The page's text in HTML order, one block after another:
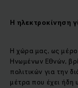
Η ηλεκτροκίνηση
Η χώρα μας, ως
Ηνωμένων Εθνών,
πολιτικών για την
μέτρα που έχει ήδη